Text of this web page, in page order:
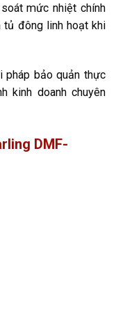
mức nhiệt chính
tủ đông linh hoạt khi
pháp bảo quản thực
kinh doanh chuyên
DMF-